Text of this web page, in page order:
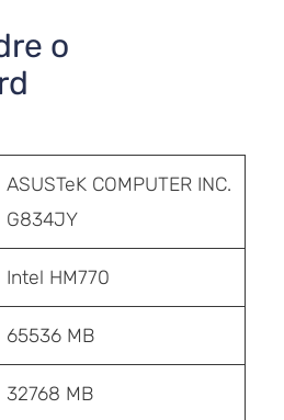
o
ASUSTeK COMPUTER INC.
G834JY
Intel HM770
65536 MB
32768 MB